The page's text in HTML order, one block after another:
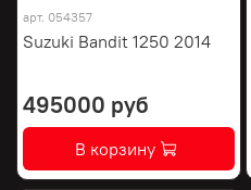
арт. 054357
Suzuki Bandit 1250 2014
495000 руб
В корзину